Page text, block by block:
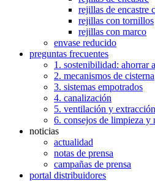
rejillas de encastre
rejillas con tornillos
rejillas con marco
envase reducido
preguntas frecuentes
1. sostenibilidad: ahorrar
2. mecanismos de cisterna
3. sistemas empotrados
4. canalización
5. ventilación y extracción
6. consejos de limpieza y
noticias
actualidad
notas de prensa
campañas de prensa
portal distribuidores